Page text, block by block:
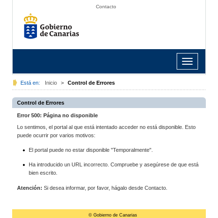
Contacto
Toggle
navigation
Está en: Inicio > Control de Errores
Control de Errores
Error 500: Página no disponible
Lo sentimos, el portal al que está intentado acceder no está disponible. Esto
puede ocurrir por varios motivos:
El portal puede no estar disponible "Temporalmente".
Ha introducido un URL incorrecto. Compruebe y asegúrese de que está
bien escrito.
Atención: Si desea informar, por favor, hágalo desde Contacto.
© Gobierno de Canarias